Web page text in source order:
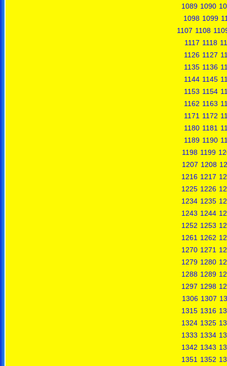
1089 1090
1098 1099
1107 1108
1117 1118
1126 1127
1135 1136
1144 1145
1153 1154
1162 1163
1171 1172
1180 1181
1189 1190
1198 1199
1207 1208
1216 1217
1225 1226
1234 1235
1243 1244
1252 1253
1261 1262
1270 1271
1279 1280
1288 1289
1297 1298
1306 1307
1315 1316
1324 1325
1333 1334
1342 1343
1351 1352